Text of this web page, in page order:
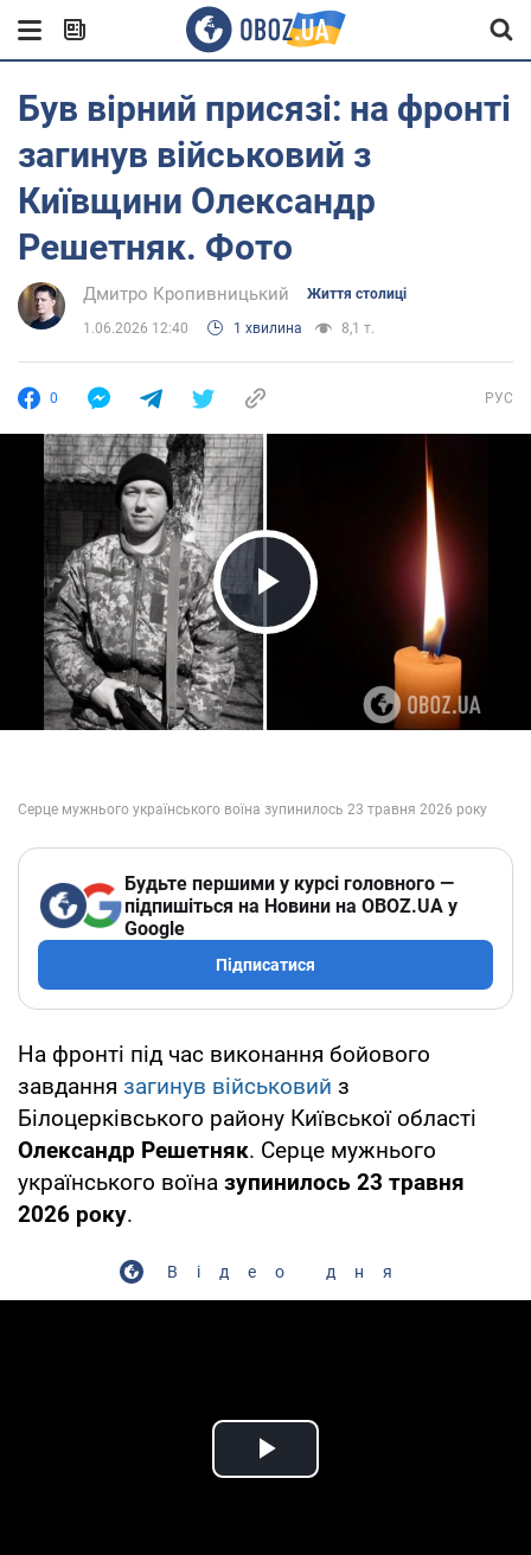
Був вірний присязі: на фронті
загинув військовий з
Київщини Олександр
Решетняк. Фото
Дмитро Кропивницький Життя столиці
1.06.2026 12:40 1 хвилина 8,1 т.
0 РУС
Play Video
Будьте першими у курсі головного —
підпишіться на Новини на OBOZ.UA у
Google
Підписатися
На фронті під час виконання бойового
завдання загинув військовий з
Білоцерківського району Київської області
Олександр Решетняк. Серце мужнього
українського воїна зупинилось 23 травня
2026 року.
Відео дня
Play Video